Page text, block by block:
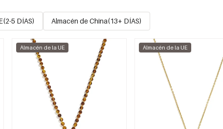
5 DÍAS) Almacén de China(13+ DÍAS)
Almacén de la UE Almacén de la UE